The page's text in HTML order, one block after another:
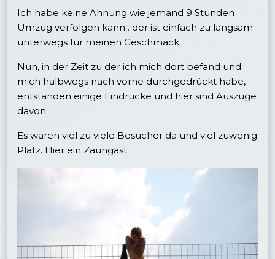
Ich habe keine Ahnung wie jemand 9 Stunden
Umzug verfolgen kann…der ist einfach zu langsam
unterwegs für meinen Geschmack.
Nun, in der Zeit zu der ich mich dort befand und
mich halbwegs nach vorne durchgedrückt habe,
entstanden einige Eindrücke und hier sind Auszüge
davon:
Es waren viel zu viele Besucher da und viel zuwenig
Platz. Hier ein Zaungast: